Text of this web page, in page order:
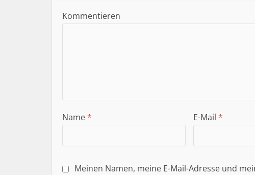
Kommentieren
Name* E-Mail *
Meinen Namen, meine E-Mail-Adresse und